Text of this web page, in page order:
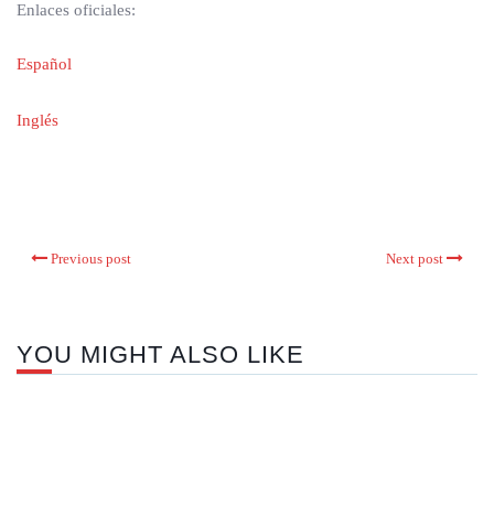
Enlaces oficiales:
Español
Inglés
Previous post Next post
YOU MIGHT ALSO LIKE